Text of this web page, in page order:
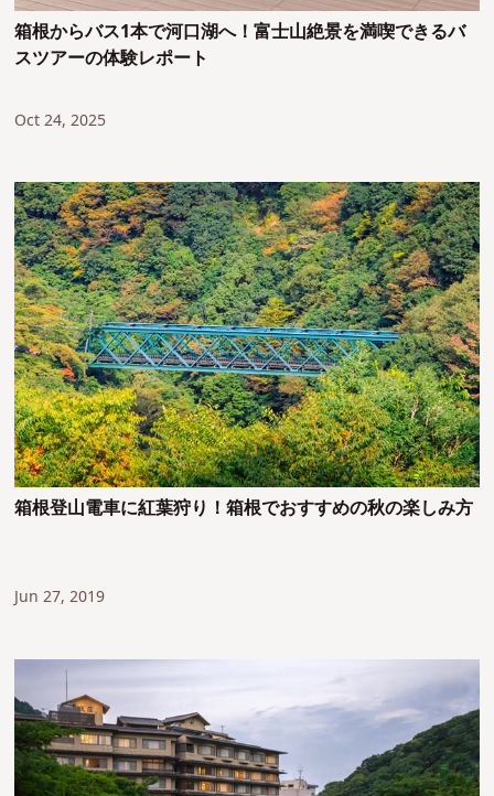
箱根からバス1本で河口湖へ！富士山絶景を満喫できるバ
スツアーの体験レポート
Oct 24, 2025
箱根登山電車に紅葉狩り！箱根でおすすめの秋の楽しみ方
Jun 27, 2019